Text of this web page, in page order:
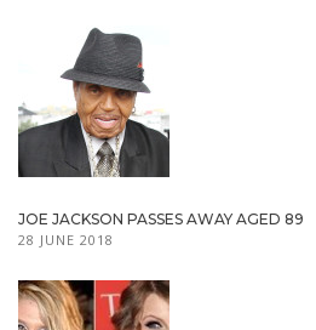
JOE JACKSON PASSES AWAY AGED 89
28 JUNE 2018